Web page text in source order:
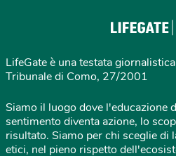
LifeGate è una testata
Tribunale di Como, 27/2001
Siamo il luogo dove l'educazione
sentimento diventa azione, lo
risultato. Siamo per chi sceglie di
etici, nel pieno rispetto